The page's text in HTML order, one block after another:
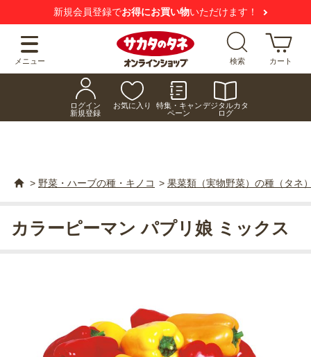
新規会員登録でお得にお買い物いただけます！
メニュー 検索 カート
ログイン
新規登録
お気に入り
特集・キャン
ペーン
デジタルカタ
ログ
> 野菜・ハーブの種・キノコ > 果菜類（実物野菜）の種（タネ
カラーピーマン パプリ娘 ミックス